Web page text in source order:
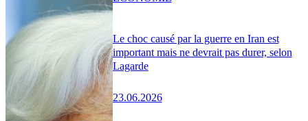
Le choc causé par la guerre en Iran est
important mais ne devrait pas durer, selon
Lagarde
23.06.2026